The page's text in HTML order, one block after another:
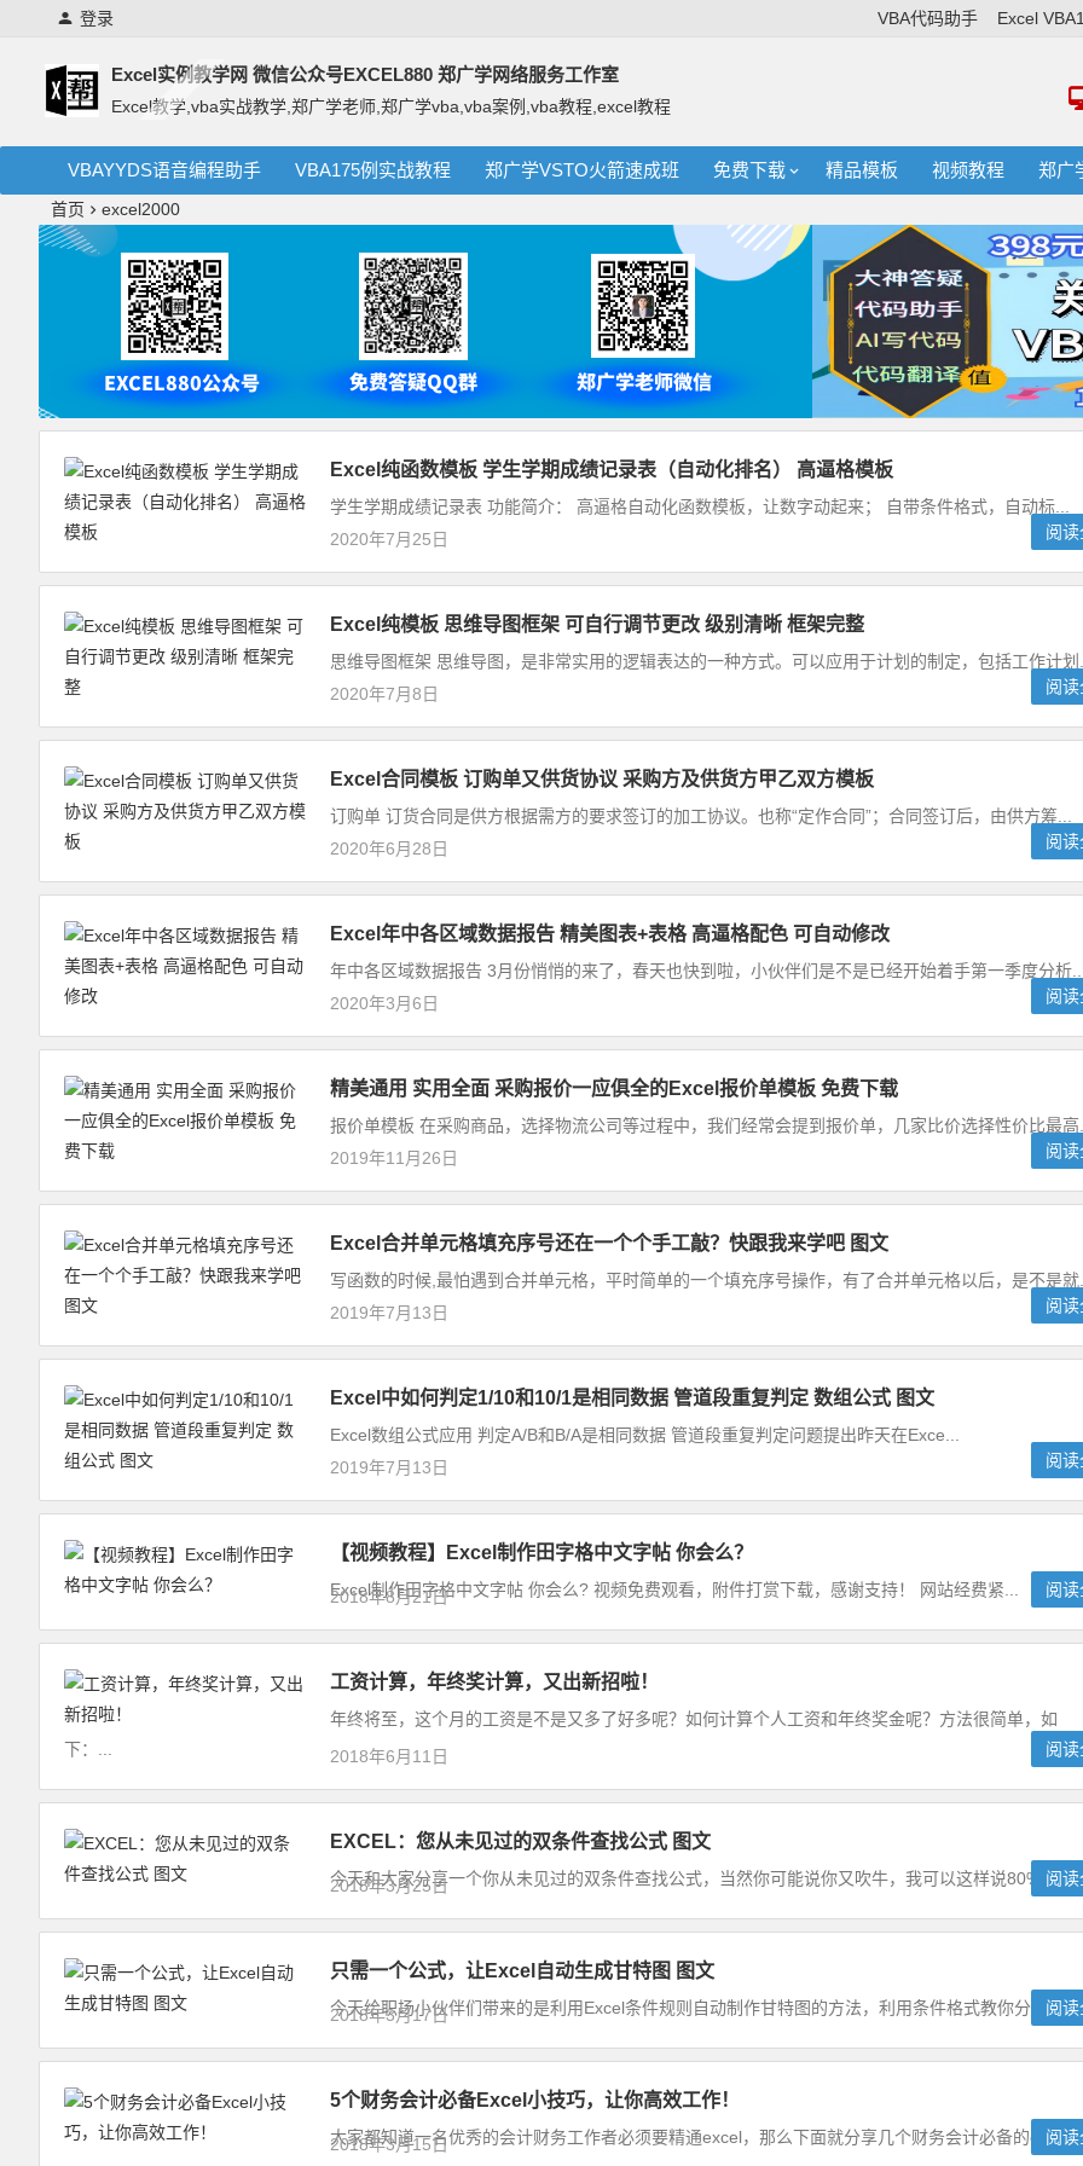
登录 VBA代码助手 Excel
Excel实例教学网 微信公众号EXCEL880 郑广学网络服务工作室
Excel教学,vba实战教学,郑广学老师,郑广学vba,vba案例,vba教程,excel教程
VBAYYDS语音编程助手 VBA175例实战教程 郑广学VSTO火箭速成班 免费下载 精品模板 视频教程 郑广
首页 excel2000
Excel纯函数模板 学生学期成绩记录表（自动化排名） 高逼格模板
学生学期成绩记录表 功能简介： 高逼格自动化函数模板，让数字动起来； 自带条件格式，自动标...
2020年7月25日
阅
Excel纯模板 思维导图框架 可自行调节更改 级别清晰 框架完整
思维导图框架 思维导图，是非常实用的逻辑表达的一种方式。可以应用于计划的制定，包括工作计划...
2020年7月8日
阅
Excel合同模板 订购单又供货协议 采购方及供货方甲乙双方模板
订购单 订货合同是供方根据需方的要求签订的加工协议。也称“定作合同”；合同签订后，由供方筹...
2020年6月28日
阅
Excel年中各区域数据报告 精美图表+表格 高逼格配色 可自动修改
年中各区域数据报告 3月份悄悄的来了，春天也快到啦，小伙伴们是不是已经开始着手第一季度分析...
2020年3月6日
阅
精美通用 实用全面 采购报价一应俱全的Excel报价单模板 免费下载
报价单模板 在采购商品，选择物流公司等过程中，我们经常会提到报价单，几家比价选择性价比最高...
2019年11月26日
阅
Excel合并单元格填充序号还在一个个手工敲？快跟我来学吧 图文
写函数的时候,最怕遇到合并单元格，平时简单的一个填充序号操作，有了合并单元格以后，是不是就...
2019年7月13日
阅
Excel中如何判定1/10和10/1是相同数据 管道段重复判定 数组公式 图文
Excel数组公式应用 判定A/B和B/A是相同数据 管道段重复判定问题提出昨天在Exce...
2019年7月13日
阅
【视频教程】Excel制作田字格中文字帖 你会么？
Excel制作田字格中文字帖 你会么? 视频免费观看，附件打赏下载，感谢支持！ 网站经费紧...
2018年8月21日 阅
工资计算，年终奖计算，又出新招啦！
年终将至，这个月的工资是不是又多了好多呢？如何计算个人工资和年终奖金呢？方法很简单，如
下：...
2018年6月11日 阅
EXCEL：您从未见过的双条件查找公式 图文
今天和大家分享一个你从未见过的双条件查找公式，当然你可能说你又吹牛，我可以这样说80%没有
2018年3月25日 阅
只需一个公式，让Excel自动生成甘特图 图文
今天给职场小伙伴们带来的是利用Excel条件规则自动制作甘特图的方法，利用条件格式教你分分...
2018年3月17日 阅
5个财务会计必备Excel小技巧，让你高效工作！
大家都知道一名优秀的会计财务工作者必须要精通excel，那么下面就分享几个财务会计必备的e...
2018年3月15日 阅